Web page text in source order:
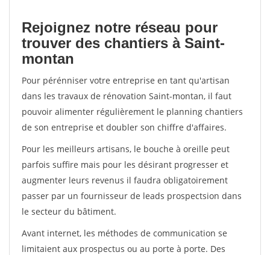
Rejoignez notre réseau pour
trouver des chantiers à Saint-
montan
Pour pérénniser votre entreprise en tant qu'artisan
dans les travaux de rénovation Saint-montan, il faut
pouvoir alimenter régulièrement le planning chantiers
de son entreprise et doubler son chiffre d'affaires.
Pour les meilleurs artisans, le bouche à oreille peut
parfois suffire mais pour les désirant progresser et
augmenter leurs revenus il faudra obligatoirement
passer par un fournisseur de leads prospectsion dans
le secteur du bâtiment.
Avant internet, les méthodes de communication se
limitaient aux prospectus ou au porte à porte. Des